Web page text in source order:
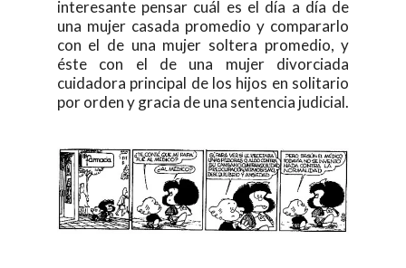
interesante pensar cuál es el día a día de
una mujer casada promedio y compararlo
con el de una mujer soltera promedio, y
éste con el de una mujer divorciada
cuidadora principal de los hijos en solitario
por orden y gracia de una sentencia judicial.